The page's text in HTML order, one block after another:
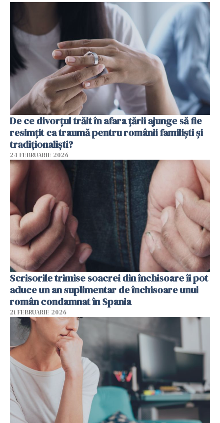
De ce divorțul trăit în afara țării ajunge să fie
resimțit ca traumă pentru românii familiști și
tradiționaliști?
24 FEBRUARIE 2026
Scrisorile trimise soacrei din închisoare îi pot
aduce un an suplimentar de închisoare unui
român condamnat în Spania
21 FEBRUARIE 2026